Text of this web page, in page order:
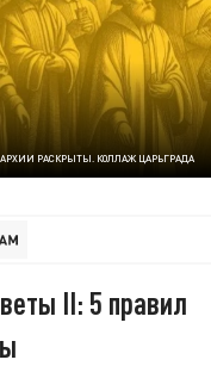
РАСКРЫТЫ. КОЛЛАЖ ЦАРЬГРАДА
II: 5 правил